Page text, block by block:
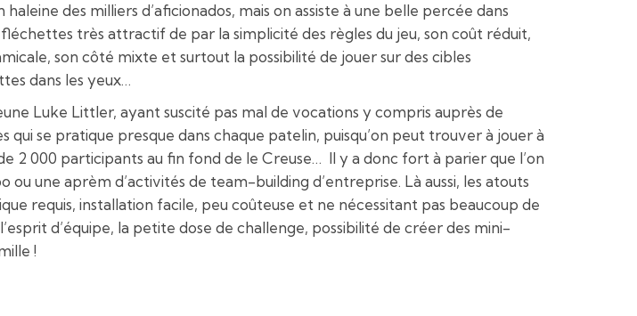
des milliers d’aficionados, mais on assiste à une belle percée dans
très attractif de par la simplicité des règles du jeu, son coût réduit,
son côté mixte et surtout la possibilité de jouer sur des cibles
dans les yeux…
Luke Littler, ayant suscité pas mal de vocations y compris auprès de
se pratique presque dans chaque patelin, puisqu’on peut trouver à jouer à
2 000 participants au fin fond de le Creuse… Il y a donc fort à parier que l’on
une aprèm d’activités de team-building d’entreprise. Là aussi, les atouts
requis, installation facile, peu coûteuse et ne nécessitant pas beaucoup de
d’équipe, la petite dose de challenge, possibilité de créer des mini-
!